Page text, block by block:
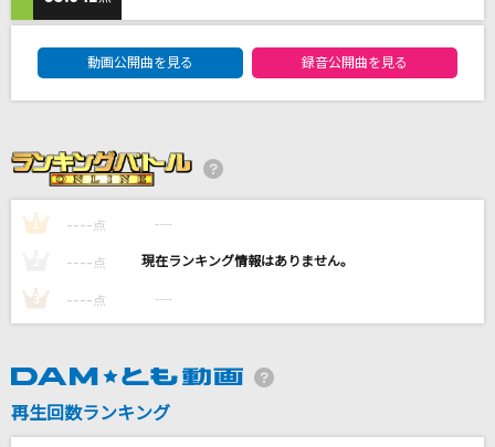
[生音]あばよ さよなら
大江裕
back number
キャラクター
カラオケ最新情報をチェック！
動画公開曲を見る 録音公開曲を見る
1 ---- 点 ----
---- 点 ----
3 ---- 点 ----
再生回数ランキング